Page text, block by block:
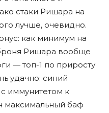
стаки Ришара на
лучше, очевидно.
как минимум на
Ришара вообще
— топ-1 по приросту
удачно: синий
иммунитетом к
максимальный баф